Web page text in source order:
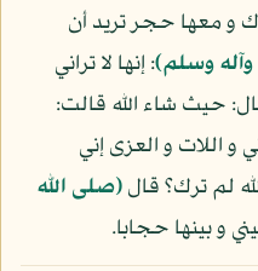
معها حجر تريد أن
وسلم): إنها لا تراني
حيث شاء الله قالت:
و اللات و العزى إني
لم ترك؟ قال(صلى الله
و بينها حجابا.